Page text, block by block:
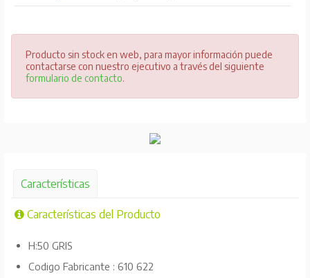
Producto sin stock en web, para mayor información puede
contactarse con nuestro ejecutivo a través del siguiente
formulario de contacto.
Características
Características del Producto
H:50 GRIS
Codigo Fabricante : 610 622